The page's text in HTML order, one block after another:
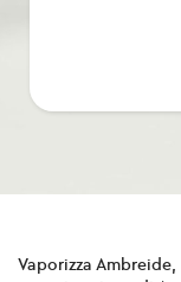
Vaporizza